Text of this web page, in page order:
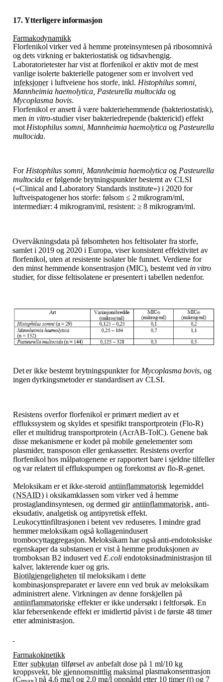
17. Ytterligere informasjon
Farmakodynamikk
Florfenikol virker ved å hemme proteinsyntesen på ribosomnivå
og dets virkning er bakteriostatisk og tidsavhengig.
Laboratorietester har vist at florfenikol er aktiv mot de mest
vanlige isolerte bakterielle patogener som er involvert ved
infeksjoneri luftveiene hos storfe, inkl. Histophilus somni,
Mannheimia haemolytica, Pasteurella multocida og
Mycoplasma bovis.
Florfenikol er ansett å være bakteriehemmende (bakteriostatisk),
men in vitro-studier viser bakteriedrepende (baktericid) effekt
mot Histophilus somni, Mannheimia haemolytica og Pasteurella
multocida.
For Histophilus somni, Mannheimia haemolytica og Pasteurella
multocida er følgende brytningspunkter bestemt av CLSI
(«Clinical and Laboratory Standards institute») i 2020 for
luftveispatogener hos storfe: følsom ≤ 2 mikrogram​/​ml,
intermediær: 4 mikrogram​/​ml, resistent: ≥ 8mikrogram​/​ml.
Overvåkningsdata på følsomheten hos feltisolater fra storfe,
samlet i 2019 og 2020 i Europa, viser konsistent effektivitet av
florfenikol, uten at resistente isolater ble funnet. Verdiene for
den minst hemmende konsentrasjon (MIC), bestemt ved in vitro
studier, for disse feltisolatene er presentert i tabellen nedenfor.
Det er ikke bestemt brytningspunkter for Mycoplasma bovis, og
ingen dyrkingsmetoder er standardisert av CLSI.
Resistens overfor florfenikol er primært mediert av et
efflukssystem og skyldes et spesifikt transportprotein (Flo-R)
eller et multidrug transportprotein (AcrAB-TolC). Genene bak
disse mekanismene er kodet på mobile genelementer som
plasmider, transposon eller genkassetter. Resistens overfor
florfenikol hos målpatogenene er rapportert bare i sjeldne tilfeller
og var relatert til efflukspumpen og forekomst av flo-R-genet.
Meloksikam er et ikke-steroid antiinflammatorisk legemiddel
(NSAID) i oksikamklassen som virker ved å hemme
prostaglandinsyntesen, og dermed gir antiinflammatorisk, anti-
eksudativ, analgetisk og antipyretisk effekt.
Leukocyttinfiltrasjonen i betent vev reduseres. I mindre grad
hemmer meloksikam også kollagenindusert
trombocyttaggregasjon. Meloksikam har også anti-endotoksiske
egenskaper da substansen er vist å hemme produksjonen av
tromboksan B2 indusert ved E.coli endotoksinadministrasjon til
kalver, lakterende kuer og gris.
Biotilgjengeligheten til meloksikam i dette
kombinasjonspreparatet er lavere enn ved bruk av meloksikam
administrert alene. Virkningen av denne forskjellen på
antiinflammatoriske effekter er ikke undersøkt i feltforsøk.En
klar febersenkende effekt er imidlertid påvist i de første 48 timer
etteradministrasjon.
Farmakokinetikk
Etter subkutan tilførsel av anbefalt dose på 1 ml/10 kg
kroppsvekt, ble gjennomsnittlig maksimal plasmakonsentrasjon
(C
) på 4,6 mg​/​l og 2,0 mg​/​l oppnådd etter 10 timer (t) og 7